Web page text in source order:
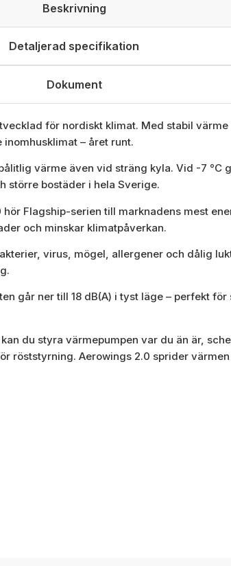
Beskrivning
Detaljerad specifikation
Dokument
för nordiskt klimat. Med stabil
– året runt.
värme även vid sträng kyla. Vid -7 °C
större bostäder i hela Sverige.
Flagship-serien till marknadens mest
och minskar klimatpåverkan.
virus, mögel, allergener och dålig
går ner till 18 dB(A) i tyst läge – perfekt
du styra värmepumpen var du än är,
röststyrning. Aerowings 2.0 sprider